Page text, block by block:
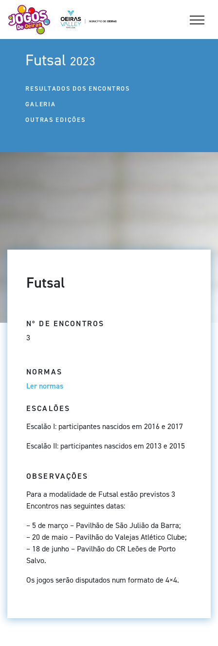
Futsal 2023
RESULTADOS DOS ENCONTROS
GALERIA
OUTRAS EDIÇÕES
Futsal
Nº DE ENCONTROS
3
NORMAS
Ler normas
ESCALÕES
Escalão I: participantes nascidos em 2016 e 2017
Escalão II: participantes nascidos em 2013 e 2015
OBSERVAÇÕES
Para a modalidade de Futsal estão previstos 3
Encontros nas seguintes datas:
– 5 de março – Pavilhão de São Julião da Barra;
– 20 de maio – Pavilhão do Valejas Atlético Clube;
– 18 de junho – Pavilhão do CR Leões de Porto
Salvo.
Os jogos serão disputados num formato de 4×4.